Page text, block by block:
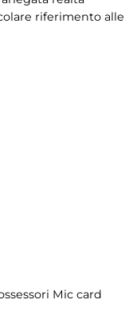
riferimento alle
Mic card